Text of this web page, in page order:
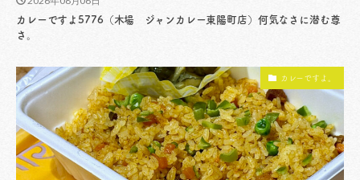
カレーですよ5776（木場 ジャンカレー東陽町店）何気なさに潜む尊
さ。
カレーですよ。